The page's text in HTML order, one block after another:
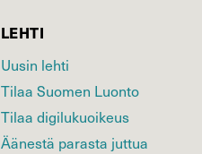
LEHTI
Uusin lehti
Tilaa Suomen Luonto
Tilaa digilukuoikeus
Äänestä parasta juttua